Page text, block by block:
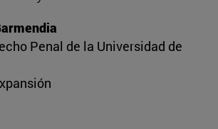
Penal de la Universidad de